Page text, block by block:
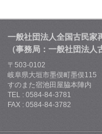
一般社団法人全国古民家
（事務局：一般社団法人
〒503-0102
岐阜県大垣市墨俣町墨俣115
すのまた宿池田屋脇本陣内
TEL : 0584-84-3781
FAX : 0584-84-3782